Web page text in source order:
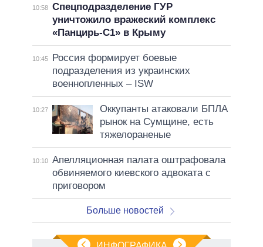
10:58 Спецподразделение ГУР
уничтожило вражеский комплекс
«Панцирь-С1» в Крыму
10:45
Россия формирует боевые
подразделения из украинских
военнопленных – ISW
10:27
Оккупанты атаковали БПЛА
рынок на Сумщине, есть
тяжелораненые
10:10 Апелляционная палата оштрафовала
обвиняемого киевского адвоката с
приговором
Больше новостей